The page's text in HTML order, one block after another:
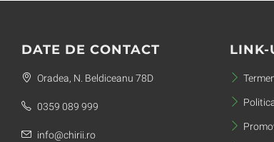
DATE DE CONTACT
Oradea, N. Beldiceanu 78D
0359 089 999
info@chirii.ro
LINK-